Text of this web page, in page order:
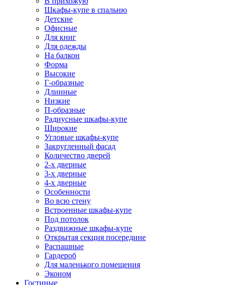
Шкафы-купе в спальню
Детские
Офисные
Для книг
Для одежды
На балкон
Форма
Высокие
Г-образные
Длинные
Низкие
П-образные
Радиусные шкафы-купе
Широкие
Угловые шкафы-купе
Закругленный фасад
Количество дверей
2-х дверные
3-х дверные
4-х дверные
Особенности
Во всю стену
Встроенные шкафы-купе
Под потолок
Раздвижные шкафы-купе
Открытая секция посередине
Распашные
Гардероб
Для маленького помещения
Эконом
Гостиные